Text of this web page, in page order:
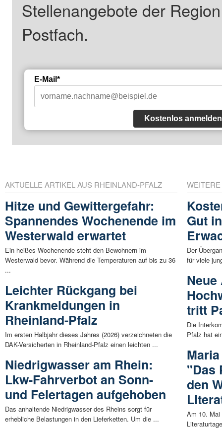
Stellenangebote der
Postfach.
E-Mail*
Kostenlos anmelden
AKTUELLE ARTIKEL AUS RHEINLAND-PFALZ
Hitze und Gewittergefahr:
Spannendes Wochenende im
Westerwald erwartet
Ein heißes Wochenende steht den Bewohnern im
Westerwald bevor. Während die Temperaturen auf bis zu 36
...
Leichter Rückgang bei
Krankmeldungen in
Rheinland-Pfalz
Im ersten Halbjahr dieses Jahres (2026) verzeichneten die
DAK-Versicherten in Rheinland-Pfalz einen leichten ...
Niedrigwasser am Rhein:
Lkw-Fahrverbot an Sonn-
und Feiertagen aufgehoben
Das anhaltende Niedrigwasser des Rheins sorgt für
erhebliche Belastungen in den Lieferketten. Um die ...
Gut
Der
für viele
tritt
Die
Pfalz hat
"Das
den
Am 10. Mai